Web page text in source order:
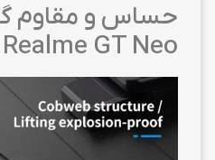
حساس و مقاوم
Realme GT Neo